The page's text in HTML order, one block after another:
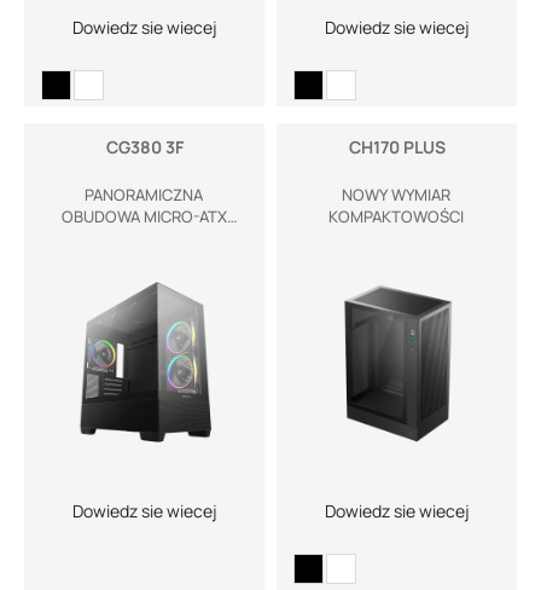
Dowiedz sie wiecej Dowiedz sie wiecej
CG380 3F
PANORAMICZNA
OBUDOWA MICRO-ATX
PODZESPOŁÓW
Dowiedz sie wiecej
CH170 PLUS
NOWY WYMIAR
KOMPAKTOWOŚCI
Dowiedz sie wiecej